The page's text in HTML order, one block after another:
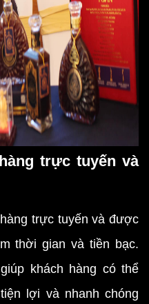
trực tuyến và
trực tuyến và được
thời gian và tiền bạc.
khách hàng có thể
lợi và nhanh chóng